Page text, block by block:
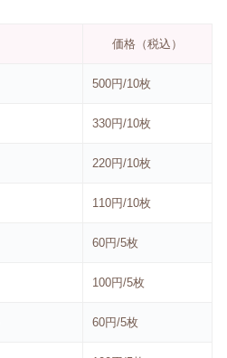
価格（税込）
500円/10枚
330円/10枚
220円/10枚
110円/10枚
60円/5枚
100円/5枚
60円/5枚